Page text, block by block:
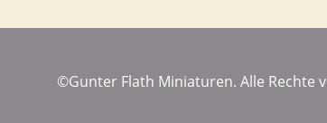
©Gunter Flath Miniaturen. Alle Rechte